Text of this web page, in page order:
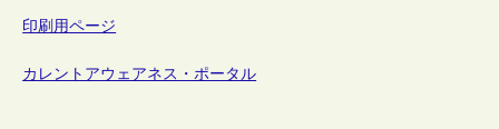
印刷用ページ
カレントアウェアネス・ポータル